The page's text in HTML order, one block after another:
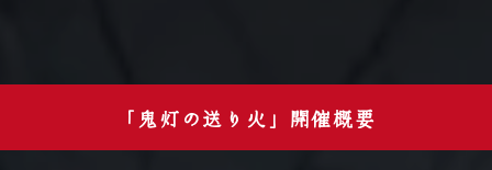
「鬼灯の送り火」開催概要